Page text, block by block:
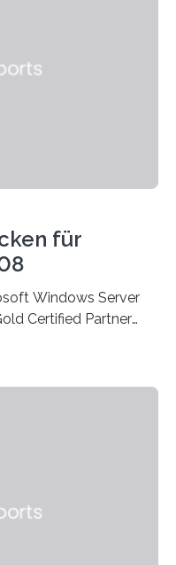
für
Windows Server
Certified Partner